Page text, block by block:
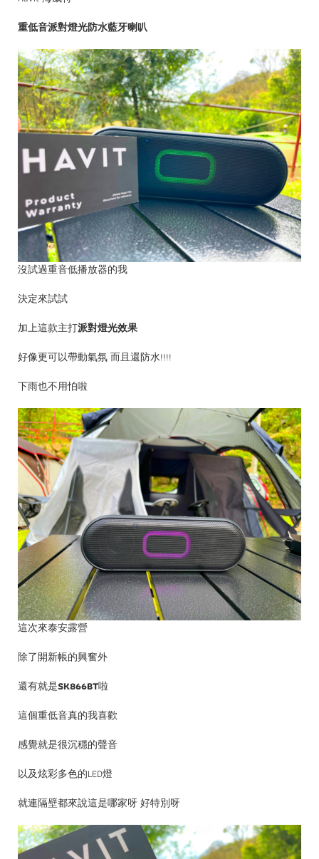
重低音派對燈光防水藍牙喇叭
沒試過重音低播放器的我
決定來試試
加上這款主打派對燈光效果
好像更可以帶動氣氛 而且還防水!!!!
下雨也不用怕啦
這次來泰安露營
除了開新帳的興奮外
還有就是SK866BT啦
這個重低音真的我喜歡
感覺就是很沉穩的聲音
以及炫彩多色的LED燈
就連隔壁都來說這是哪家呀 好特別呀